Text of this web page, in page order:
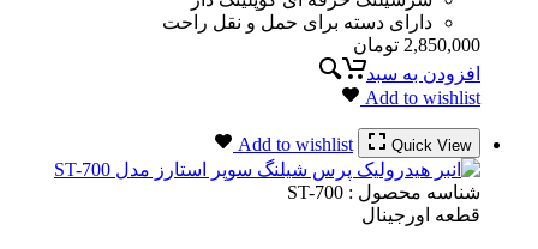
دارای دسته برای حمل و نقل راحت
2,850,000 تومان
افزودن به سبد
Add to wishlist
Quick View
Add to wishlist
شناسه محصول : ST-700
قطعه اورجینال